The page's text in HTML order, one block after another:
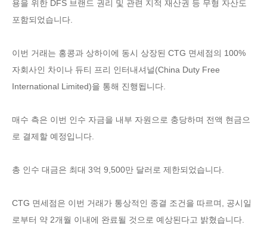
용을 위한 DFS 브랜드 권리 및 관련 지적 재산권 등 무형 자산도
포함되었습니다.
이번 거래는 홍콩과 상하이에 동시 상장된 CTG 면세점의 100%
자회사인 차이나 듀티 프리 인터내셔널(China Duty Free
International Limited)을 통해 진행됩니다.
매수 측은 이번 인수 자금을 내부 자원으로 충당하며 전액 현금으
로 결제할 예정입니다.
총 인수 대금은 최대 3억 9,500만 달러로 제한되었습니다.
CTG 면세점은 이번 거래가 통상적인 종결 조건을 따르며, 공시일
로부터 약 2개월 이내에 완료될 것으로 예상된다고 밝혔습니다.